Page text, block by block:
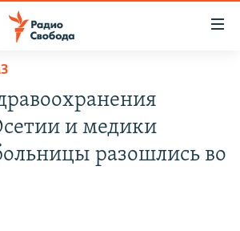
и медики
разошлись во